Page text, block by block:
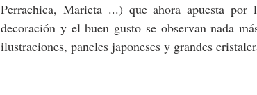
Perrachica, Marieta ...) que ahora apuesta
decoración y el buen gusto se observan nada
ilustraciones, paneles japoneses y grandes